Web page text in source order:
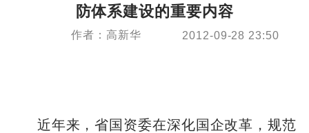
防体系建设的重要内容
作者：高新华 2012-09-28 23:50
近年来，省国资委在深化国企改革，规范